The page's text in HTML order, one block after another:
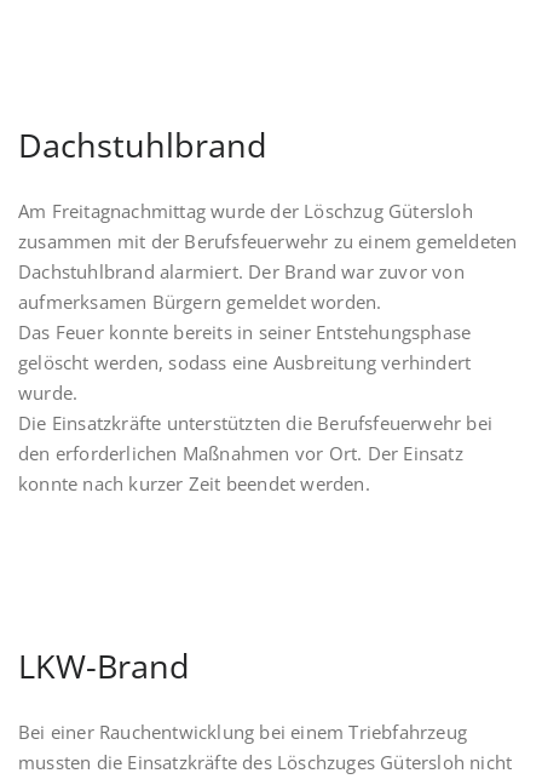
Dachstuhlbrand
Am Freitagnachmittag wurde der Löschzug Gütersloh
zusammen mit der Berufsfeuerwehr zu einem gemeldeten
Dachstuhlbrand alarmiert. Der Brand war zuvor von
aufmerksamen Bürgern gemeldet worden.
Das Feuer konnte bereits in seiner Entstehungsphase
gelöscht werden, sodass eine Ausbreitung verhindert
wurde.
Die Einsatzkräfte unterstützten die Berufsfeuerwehr bei
den erforderlichen Maßnahmen vor Ort. Der Einsatz
konnte nach kurzer Zeit beendet werden.
LKW-Brand
Bei einer Rauchentwicklung bei einem Triebfahrzeug
mussten die Einsatzkräfte des Löschzuges Gütersloh nicht